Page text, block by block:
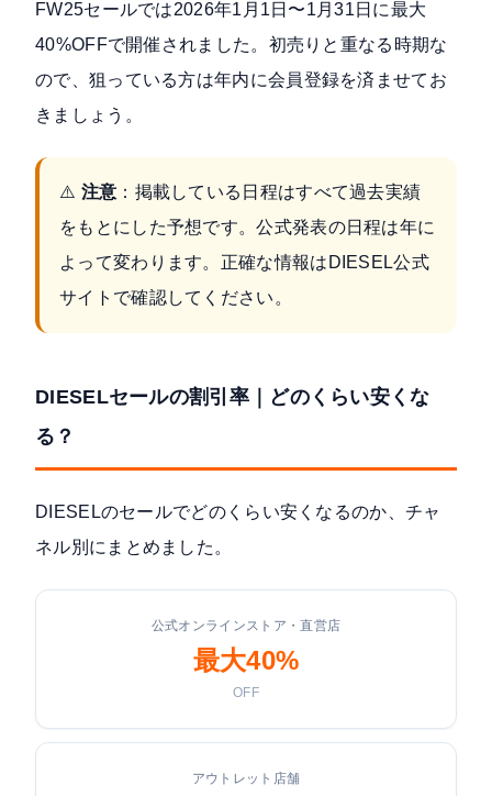
FW25セールでは2026年1月1日〜1月31日に最大
40%OFFで開催 されました。初売りと重なる時期な
ので、狙っている方は年内に会員登録を済ませてお
きましょう。
⚠️ 注意 ：掲載している日程はすべて過去実績
をもとにした予想です。公式発表の日程は年に
よって変わります。正確な情報はDIESEL公式
サイトで確認してください。
DIESELセールの割引率｜どのくらい安くな
る？
DIESELのセールでどのくらい安くなるのか、チャ
ネル別にまとめました。
公式オンラインストア・直営店
最大40%
OFF
アウトレット店舗